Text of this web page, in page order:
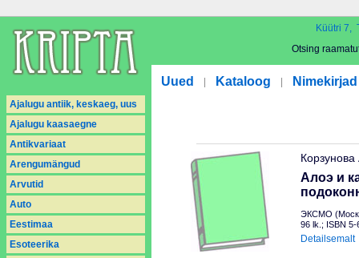
Küütri 7,
Otsing
Uued Kataloog Nimekirjad
Ajalugu antiik, keskaeg, uus
Ajalugu kaasaegne
Antikvariaat
Arengumängud
Arvutid
Auto
Eestimaa
Esoteerika
Алоэ и
ЭКСМО
96 lk.; ISBN
Detailsemalt